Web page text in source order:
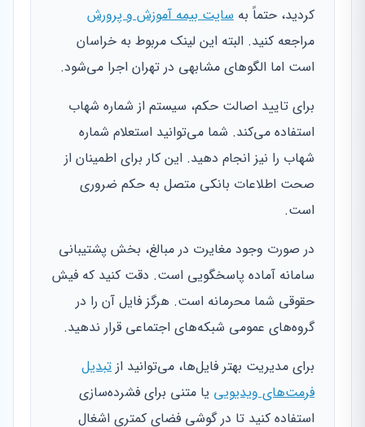
کردید، حتماً به سایت بیمه آموزش و پرورش
مراجعه کنید. البته این لینک مربوط به خراسان
است اما الگوهای مشابهی در تهران اجرا می‌شود.
برای تایید اصالت حکم، سیستم از شماره شهاب
استفاده می‌کند. شما می‌توانید استعلام شماره
شهاب را نیز انجام دهید. این کار برای اطمینان از
صحت اطلاعات بانکی متصل به حکم ضروری
است.
در صورت وجود مغایرت در مبالغ، بخش پشتیبانی
سامانه آماده پاسخگویی است. دقت کنید که فیش
حقوقی شما محرمانه است. هرگز فایل آن را در
گروه‌های عمومی شبکه‌های اجتماعی قرار ندهید.
برای مدیریت بهتر فایل‌ها، می‌توانید از تبدیل
فرمت‌های ویدیویی یا متنی برای فشرده‌سازی
استفاده کنید تا در گوشی فضای کمتری اشغال